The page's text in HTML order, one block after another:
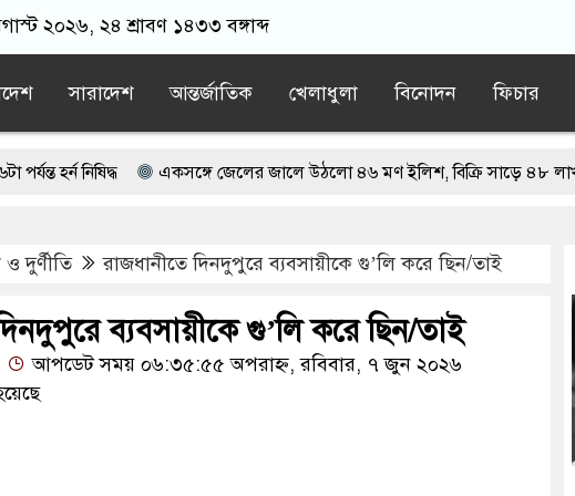
২০২৬, ২৪ শ্রাবণ ১৪৩৩ বঙ্গাব্দ
সারাদেশ আন্তর্জাতিক খেলাধুলা বিনোদন ফিচার
একসঙ্গে জেলের জালে উঠলো ৪৬ মণ ইলিশ, বিক্রি সাড়ে ৪৮ লাখ টাকায়
বন্ধে ভারতের ওপর চাপ অব্যাহত রাখার আহ্বান
নাম না থাকার কারণ জানালেন জামায়াত আমির
দুর্ণীতি রাজধানীতে দিনদুপুরে ব্যবসায়ীকে গু’লি করে ছিন/তাই
ব্যবসায়ীকে গু’লি করে ছিন/তাই
আপডেট সময় ০৬:৩৫:৫৫ অপরাহ্ন, রবিবার, ৭ জুন ২০২৬